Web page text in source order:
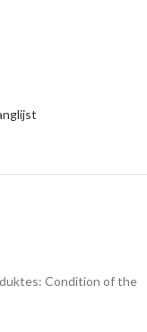
Condition of the